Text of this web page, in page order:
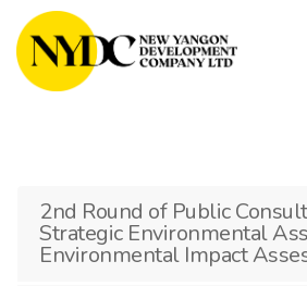
2nd Round of Public
Strategic Environmental
Environmental Impact